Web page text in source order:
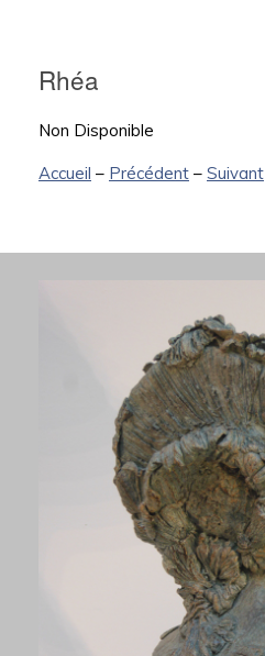
Rhéa
Non Disponible
Accueil – Précédent – Suivant